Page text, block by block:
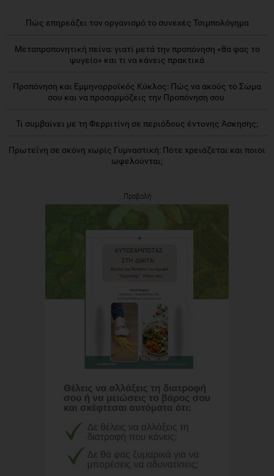
Πώς επηρεάζει τον οργανισμό το συνεχές Τσιμπολόγημα
Μεταπροπονητική πείνα: γιατί μετά την προπόνηση «θα φας το
ψυγείο» και τι να κάνεις πρακτικά
Προπόνηση και Εμμηνορροϊκός Κύκλος: Πώς να ακούς το Σώμα
σου και να προσαρμόζεις την Προπόνηση σου
Τι συμβαίνει με τη Φερριτίνη σε περιόδους έντονης Άσκησης;
Πρωτεΐνη σε σκόνη χωρίς Γυμναστική: Πότε χρειάζεται και ποιοι
ωφελούνται;
Προβολή